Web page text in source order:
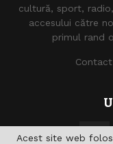
cultură, sport,
accesului către
primul rand
Acest site web